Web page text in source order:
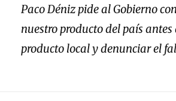
Paco Déniz pide al Gobierno
nuestro producto del país
producto local y denunciar el